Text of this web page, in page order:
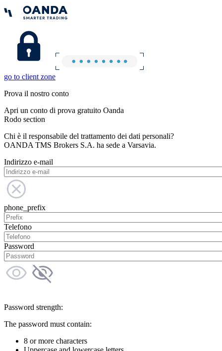
go to client zone
Prova il nostro conto
Apri un conto di prova gratuito Oanda
Rodo section
Chi è il responsabile del trattamento dei dati personali?
OANDA TMS Brokers S.A. ha sede a Varsavia.
Indirizzo e-mail
phone_prefix
Telefono
Password
Password strength:
The password must contain:
8 or more characters